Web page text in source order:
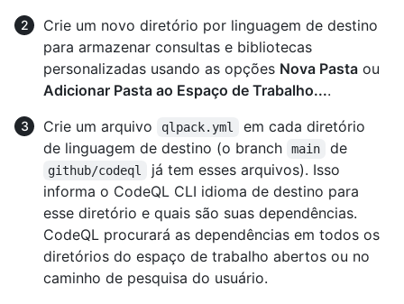
Crie um novo diretório por linguagem de destino
para armazenar consultas e bibliotecas
personalizadas usando as opções Nova Pasta ou
Adicionar Pasta ao Espaço de Trabalho....
Crie um arquivo
qlpack.yml
em cada diretório
de linguagem de destino (o branch
main de
github/codeql
já tem esses arquivos). Isso
informa o CodeQL CLI idioma de destino para
esse diretório e quais são suas dependências.
CodeQL procurará as dependências em todos os
diretórios do espaço de trabalho abertos ou no
caminho de pesquisa do usuário.